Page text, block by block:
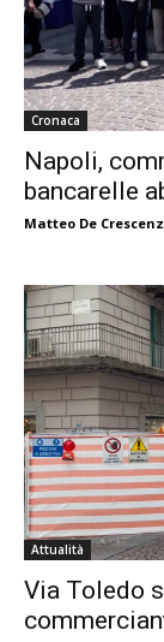
Cronaca
Napoli,
bancarelle
Matteo De
Attualità
Via Toledo